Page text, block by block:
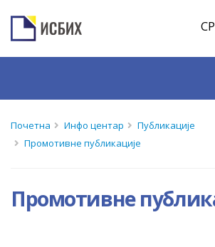
СР
Почетна Инфо центар
Публикације
Прoмoтивнe публикaциje
Прoмoтивнe